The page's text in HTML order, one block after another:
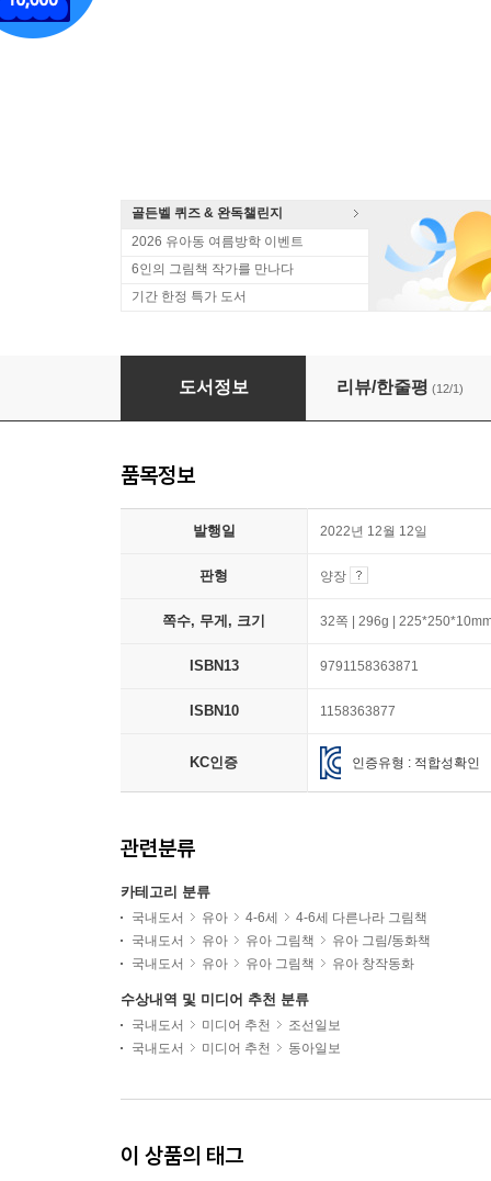
골든벨 퀴즈 & 완독챌린지
2026 유아동 여름방학 이벤트
6인의 그림책 작가를 만나다
기간 한정 특가 도서
스노볼을 흔들면
도서정보 리뷰/한줄평 (12/1)
품목정보
발행일 2022년 12월 12일
판형 양장
쪽수, 무게, 크기 32쪽 | 296g |
ISBN13 9791158363871
ISBN10 1158363877
KC인증 인증유형 : 적합성확인
관련분류
카테고리 분류
국내도서 유아 4-6세
4-6세 다른나라 그림책
국내도서
유아 유아 그림책
유아 그림/동화책
국내도서
유아 유아 그림책 유아 창작동화
수상내역 및 미디어 추천 분류
국내도서 미디어 추천
조선일보
국내도서
미디어 추천 동아일보
이 상품의 태그